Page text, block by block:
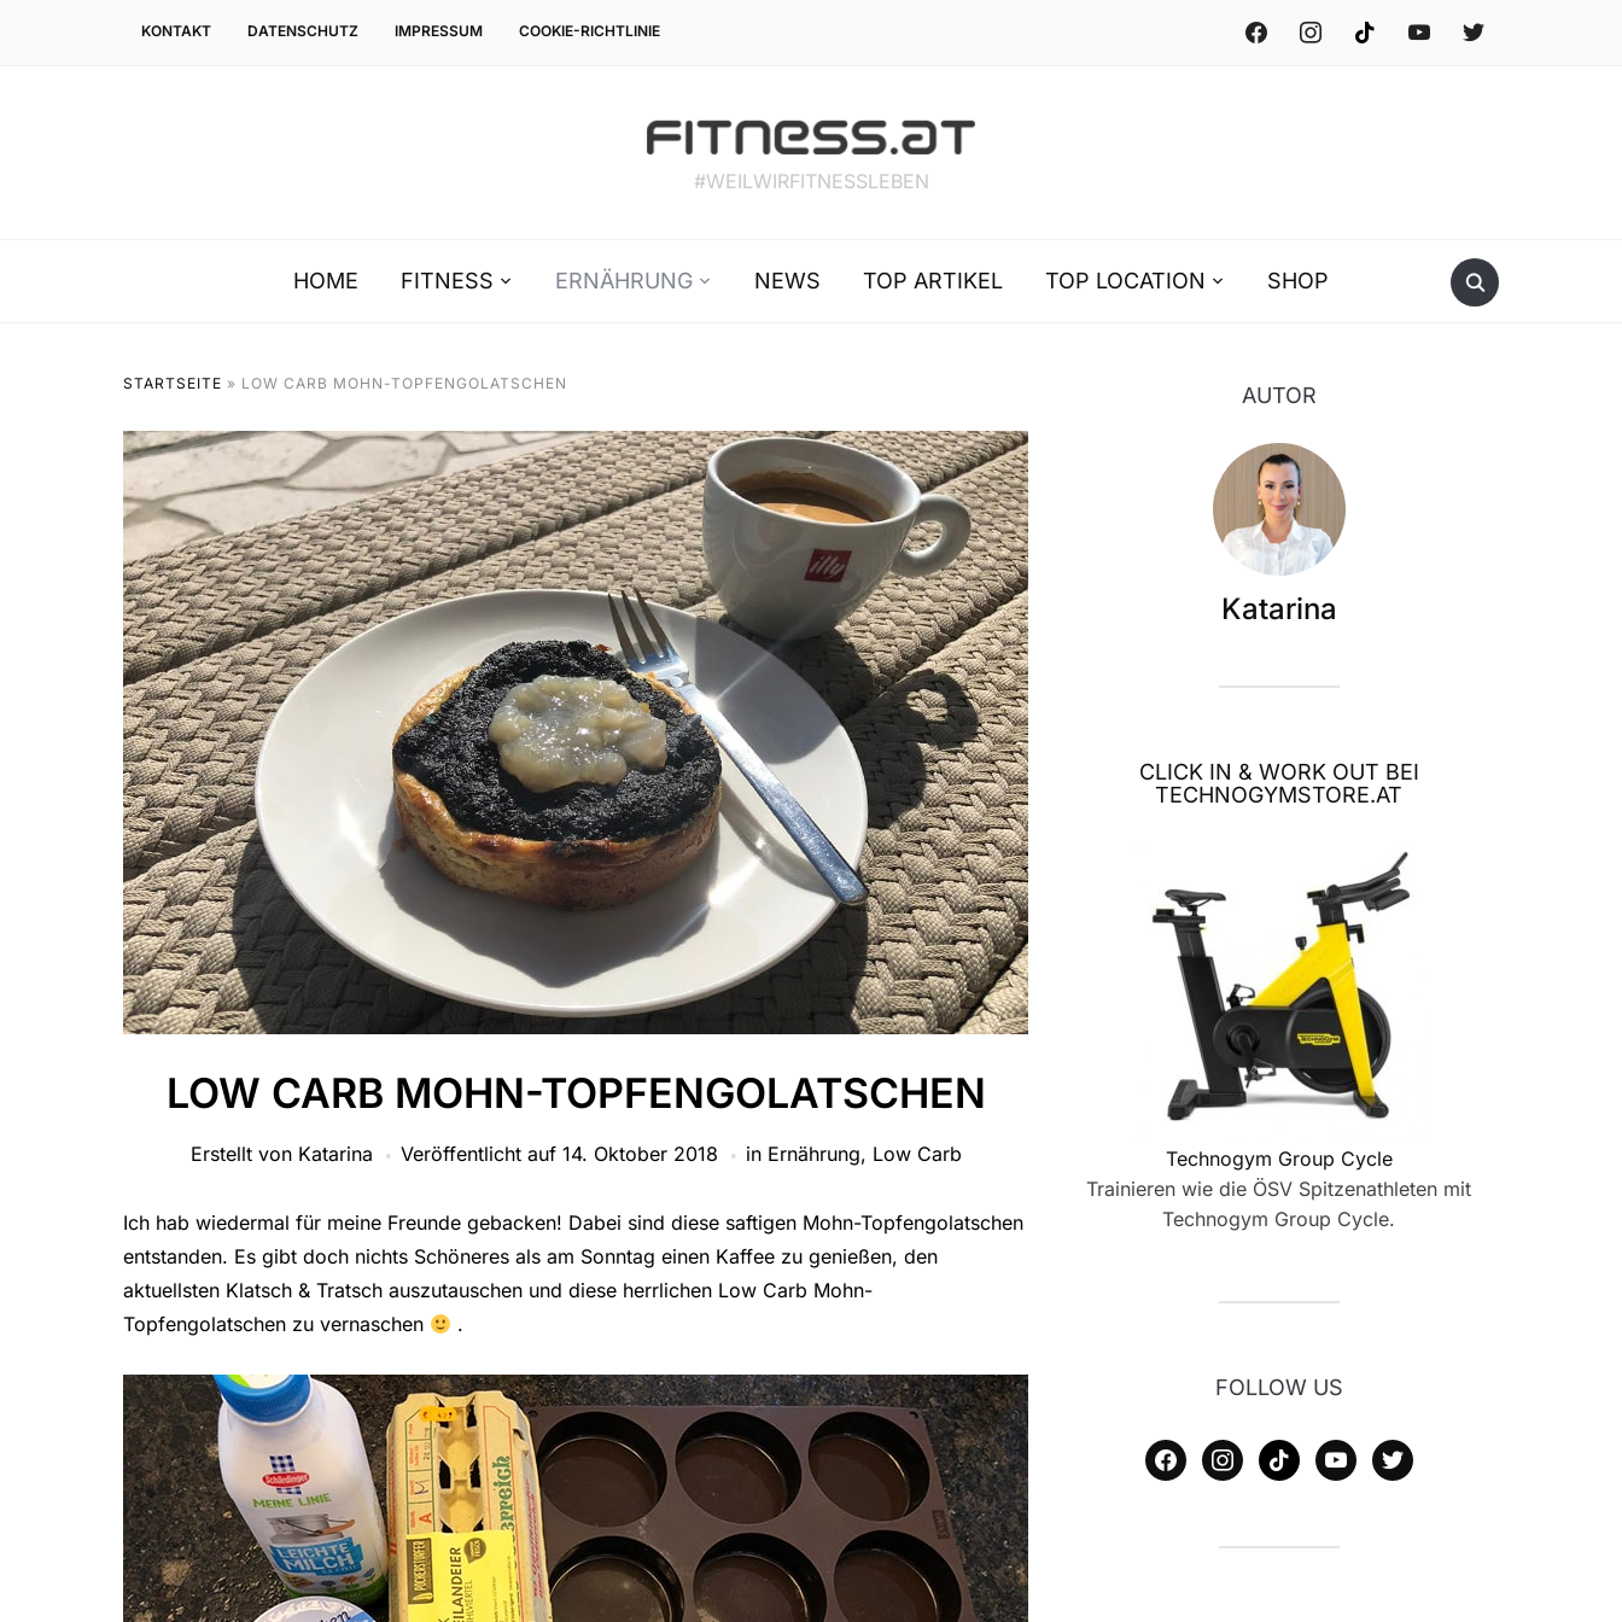
facebook instagramtiktok youtube twitter
KONTAKT DATENSCHUTZ IMPRESSUM COOKIE-RICHTLINIE
#WEILWIRFITNESSLEBEN
HOME FITNESS ERNÄHRUNG NEWS TOP ARTIKEL TOP LOCATION SHOP
STARTSEITE » LOW CARB MOHN-TOPFENGOLATSCHEN
LOW CARB MOHN-TOPFENGOLATSCHEN
Erstellt von Katarina Veröffentlicht auf 14. Oktober 2018 in Ernährung, Low Carb
Ich hab wiedermal für meine Freunde gebacken! Dabei sind diese saftigen Mohn-Topfengolatschen
entstanden. Es gibt doch nichts Schöneres als am Sonntag einen Kaffee zu genießen, den
aktuellsten Klatsch & Tratsch auszutauschen und diese herrlichen Low Carb Mohn-
Topfengolatschen zu vernaschen
.
AUTOR
Katarina
CLICK IN & WORK OUT BEI
TECHNOGYMSTORE.AT
Technogym Group Cycle
Trainieren wie die ÖSV Spitzenathleten mit
Technogym Group Cycle.
FOLLOW US
facebookinstagram
tiktok youtubetwitter